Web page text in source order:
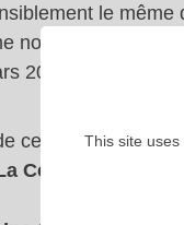
le même
notamment
2019 pour en
cette saison Star
Célébration
This site